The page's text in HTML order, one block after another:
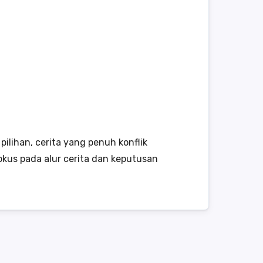
cerita yang penuh konflik
pada alur cerita dan keputusan